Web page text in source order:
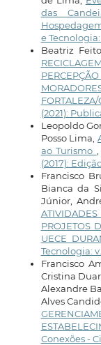
das
e Tecnologia:
Beatriz
FORTALEZA/
(2021):
Leopoldo
Posso Lima,
ao Turismo
(2017):
Francisco
Bianca da
Júnior,
PROJETOS
UECE
Tecnologia:
Francisco
Cristina
Alexandre
Alves
Conexões -